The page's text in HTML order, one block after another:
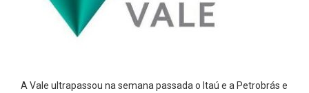
A Vale ultrapassou na semana passada o Itaú e a Petrobrás e